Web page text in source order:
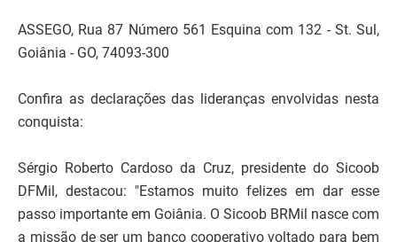
ASSEGO, Rua 87 Número 561 Esquina com 132 - St. Sul,
Goiânia - GO, 74093-300
Confira as declarações das lideranças envolvidas nesta
conquista:
Sérgio Roberto Cardoso da Cruz, presidente do Sicoob
DFMil, destacou: "Estamos muito felizes em dar esse
passo importante em Goiânia. O Sicoob BRMil nasce com
a missão de ser um banco cooperativo voltado para bem